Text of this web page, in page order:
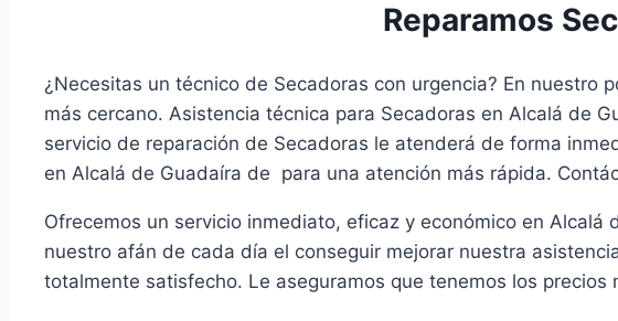
Reparamos
¿Necesitas un técnico de Secadoras con urgencia? En
más cercano. Asistencia técnica para Secadoras en Alcalá de
servicio de reparación de Secadoras le atenderá de forma
en Alcalá de Guadaíra de para una atención más rápida.
Ofrecemos un servicio inmediato, eficaz y económico en
nuestro afán de cada día el conseguir mejorar nuestra
totalmente satisfecho. Le aseguramos que tenemos los precios